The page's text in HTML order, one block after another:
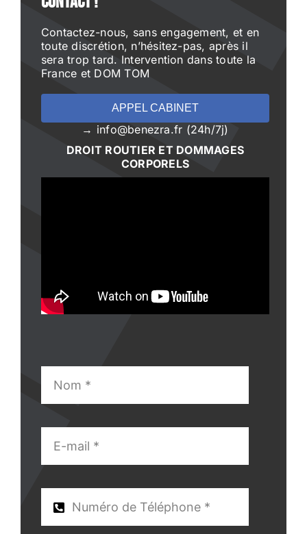
Contactez-nous, sans engagement, et en
toute discrétion, n’hésitez-pas, après il
sera trop tard. Intervention dans toute la
France et DOM TOM
APPEL CABINET
→ info@benezra.fr (24h/7j)
DROIT ROUTIER ET DOMMAGES
CORPORELS